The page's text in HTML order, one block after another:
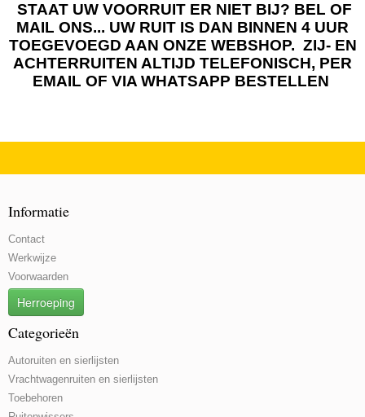
STAAT UW VOORRUIT ER NIET BIJ? BEL OF
MAIL ONS... UW RUIT IS DAN BINNEN 4 UUR
TOEGEVOEGD AAN ONZE WEBSHOP. ZIJ- EN
ACHTERRUITEN ALTIJD TELEFONISCH, PER
EMAIL OF VIA WHATSAPP BESTELLEN
Informatie
Contact
Werkwijze
Voorwaarden
Herroeping
Categorieën
Autoruiten en sierlijsten
Vrachtwagenruiten en sierlijsten
Toebehoren